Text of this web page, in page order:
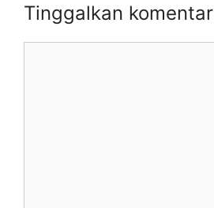
Tinggalkan komentar